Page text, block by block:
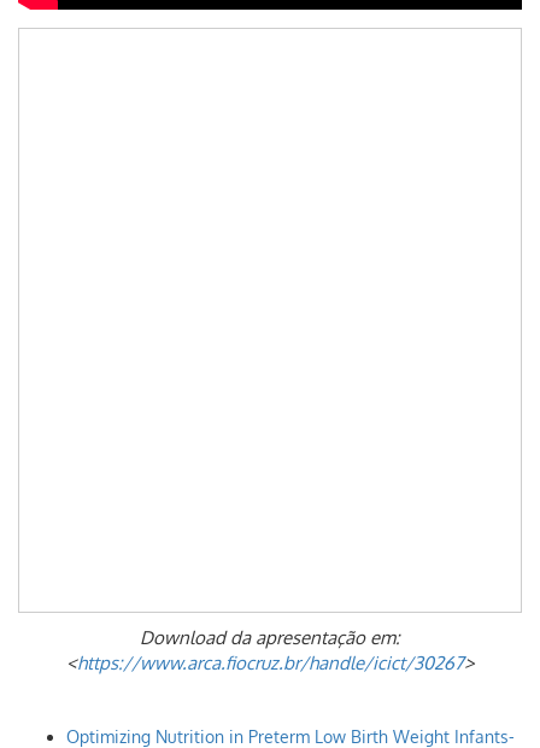
Download da apresentação em:
<https://www.arca.fiocruz.br/handle/icict/30267>
Optimizing Nutrition in Preterm Low Birth Weight Infants-